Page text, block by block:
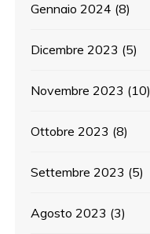
Gennaio 2024 (8)
Dicembre 2023 (5)
Novembre 2023 (10)
Ottobre 2023 (8)
Settembre 2023 (5)
Agosto 2023 (3)